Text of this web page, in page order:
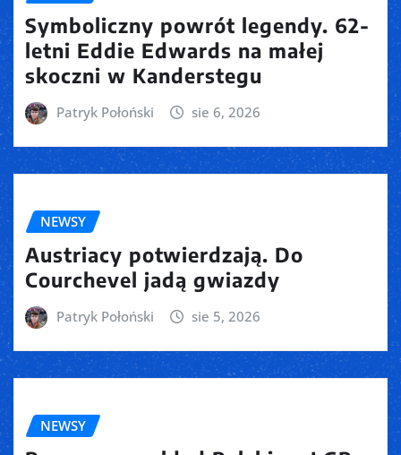
Symboliczny powrót legendy. 62-
letni Eddie Edwards na małej
skoczni w Kanderstegu
Patryk Połoński sie 6, 2026
NEWSY
Austriacy potwierdzają. Do
Courchevel jadą gwiazdy
Patryk Połoński sie 5, 2026
NEWSY